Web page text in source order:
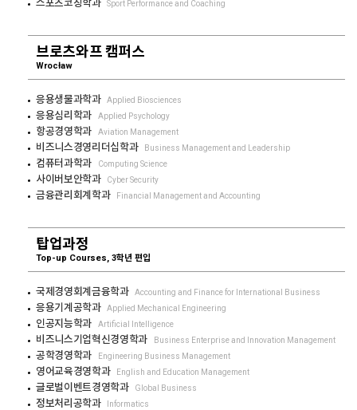
스포츠코칭학과 Sport Performance and Coaching
브로츠와프 캠퍼스
Wrocław
응용생물과학과 Applied Biosciences
응용심리학과 Applied Psychology
항공경영학과 Aviation Management
비즈니스경영리더십학과 Business Management and Leadership
컴퓨터과학과 Computing Science
사이버보안학과 Cyber Security
금융관리회계학과 Financial Management and Accounting
탑업과정
Top-up Courses, 3학년 편입
국제경영회계금융학과 Accounting and Finance for International Business
응용기계공학과 Applied Mechanical Engineering
인공지능학과 Artificial Intelligence
비즈니스기업혁신경영학과 Business Enterprise and Innovation Management
공학경영학과 Engineering Business Management
영어교육경영학과 English and Education Management
글로벌이벤트경영학과 Global Business
정보처리공학과 Informatics